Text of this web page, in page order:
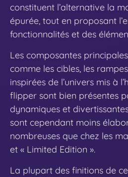
constituent l’alternative la
épurée, tout en proposant
fonctionnalités et des
Les composantes
comme les cibles, les
inspirées de l’univers mis à
flipper sont bien présentes
dynamiques et
sont cependant moins
nombreuses que chez les
et « Limited Edition ».
La plupart des finitions de